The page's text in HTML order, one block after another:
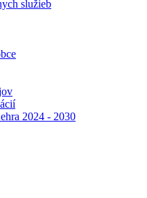
služieb
2024 - 2030